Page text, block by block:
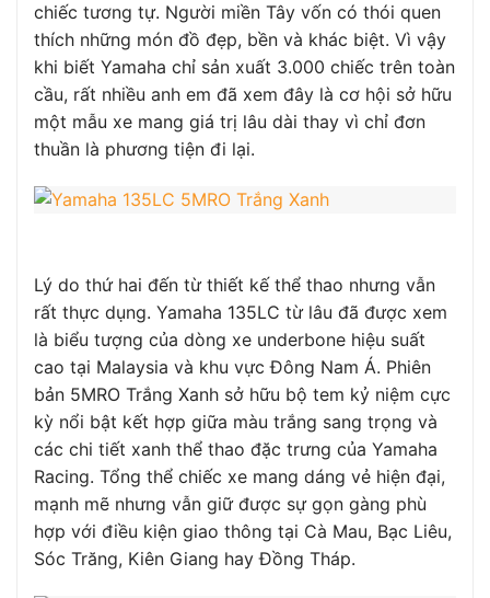
chiếc tương tự. Người miền Tây vốn có thói quen
thích những món đồ đẹp, bền và khác biệt. Vì vậy
khi biết Yamaha chỉ sản xuất 3.000 chiếc trên toàn
cầu, rất nhiều anh em đã xem đây là cơ hội sở hữu
một mẫu xe mang giá trị lâu dài thay vì chỉ đơn
thuần là phương tiện đi lại.
Lý do thứ hai đến từ thiết kế thể thao nhưng vẫn
rất thực dụng. Yamaha 135LC từ lâu đã được xem
là biểu tượng của dòng xe underbone hiệu suất
cao tại Malaysia và khu vực Đông Nam Á. Phiên
bản 5MRO Trắng Xanh sở hữu bộ tem kỷ niệm cực
kỳ nổi bật kết hợp giữa màu trắng sang trọng và
các chi tiết xanh thể thao đặc trưng của Yamaha
Racing. Tổng thể chiếc xe mang dáng vẻ hiện đại,
mạnh mẽ nhưng vẫn giữ được sự gọn gàng phù
hợp với điều kiện giao thông tại Cà Mau, Bạc Liêu,
Sóc Trăng, Kiên Giang hay Đồng Tháp.